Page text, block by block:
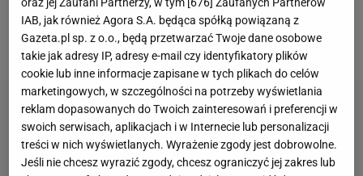
wywrzeć presję na władzach miasta, do którego
należy stadion.
IAB, jak również Agora S.A. będąca spółką powiązaną z
Gazeta.pl sp. z o.o., będą przetwarzać Twoje dane osobowe
takie jak adresy IP, adresy e-mail czy identyfikatory plików
cookie lub inne informacje zapisane w tych plikach do celów
marketingowych, w szczególności na potrzeby wyświetlania
reklam dopasowanych do Twoich zainteresowań i preferencji w
swoich serwisach, aplikacjach i w Internecie lub personalizacji
treści w nich wyświetlanych. Wyrażenie zgody jest dobrowolne.
Jeśli nie chcesz wyrazić zgody, chcesz ograniczyć jej zakres lub